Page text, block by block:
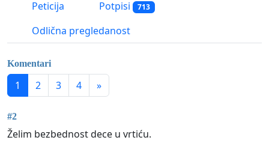
Peticija Potpisi 713
Odlična pregledanost
Komentari
1 2 3 4 »
#2
Želim bezbednost dece u vrtiću.